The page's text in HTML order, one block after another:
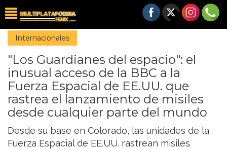
Internacionales
"Los Guardianes del espacio": el
inusual acceso de la BBC a la
Fuerza Espacial de EE.UU. que
rastrea el lanzamiento de misiles
desde cualquier parte del mundo
Desde su base en Colorado, las unidades de la
Fuerza Espacial de EE.UU. rastrean misiles